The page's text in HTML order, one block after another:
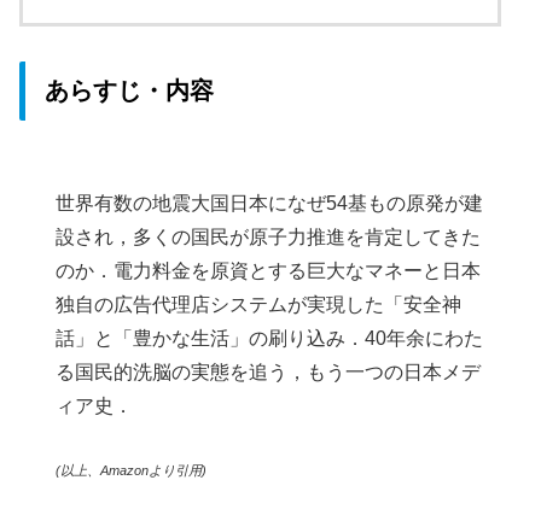
あらすじ・内容
世界有数の地震大国日本になぜ54基もの原発が建
設され，多くの国民が原子力推進を肯定してきた
のか．電力料金を原資とする巨大なマネーと日本
独自の広告代理店システムが実現した「安全神
話」と「豊かな生活」の刷り込み．40年余にわた
る国民的洗脳の実態を追う，もう一つの日本メデ
ィア史．
(以上、Amazonより引用)